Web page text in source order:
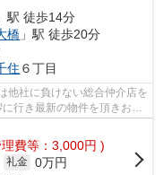
」駅 徒歩14分
橋 」駅 徒歩20分
住 ６丁目
他社に負けない総合仲介店を
行き最新の物件を頂きお客
費等：3,000円 )
礼金 0万円